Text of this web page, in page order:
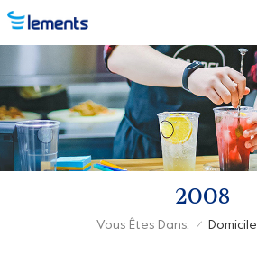
2008
Vous Êtes Dans: / Domicile